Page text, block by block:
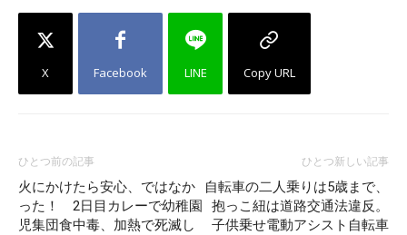
X Facebook LINE Copy URL
ひとつ前の記事
火にかけたら安心、ではなか
った！ 2日目カレーで幼稚園
児集団食中毒、加熱で死滅し
ひとつ新しい記事
自転車の二人乗りは5歳まで、
抱っこ紐は道路交通法違反。
子供乗せ電動アシスト自転車